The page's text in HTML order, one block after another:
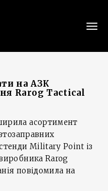
на АЗК
Rarog Tactical
асортимент
Military Point із
Rarog
повідомила на